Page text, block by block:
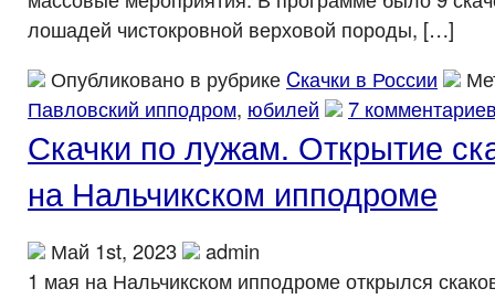
лошадей чистокровной верховой породы, […]
Опубликовано в рубрике Cкачки в России
Павловский ипподром, юбилей 7
Скачки по лужам. Открытие
на Нальчикском ипподроме
Май 1st, 2023
admin
1 мая на Нальчикском ипподроме открылся